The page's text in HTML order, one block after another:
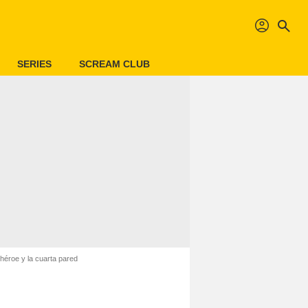
profil search
SERIES SCREAM CLUB
y la cuarta pared